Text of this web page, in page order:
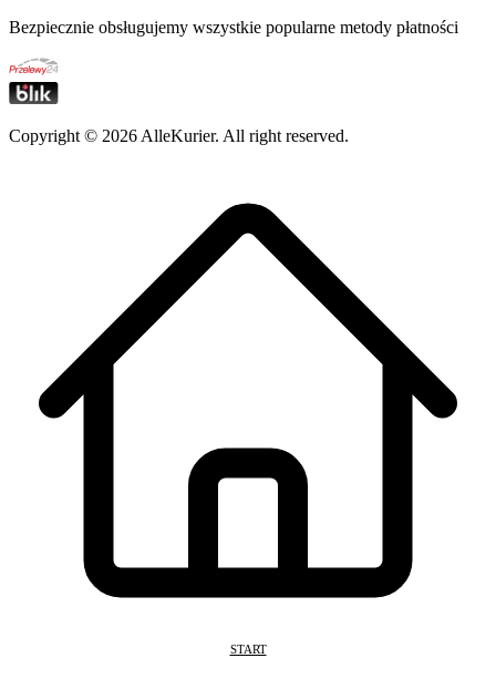
Bezpiecznie obsługujemy wszystkie popularne metody płatności
Copyright © 2026 AlleKurier. All right reserved.
START